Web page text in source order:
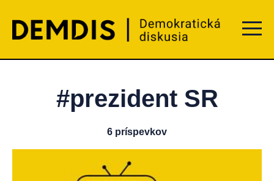
Menu
#prezident SR
6 príspevkov